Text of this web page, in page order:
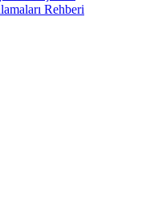
Rehberi